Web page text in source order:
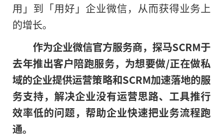
用」到「用好」企业微信，从而获得业务上
的增长。
作为企业微信官方服务商，探马SCRM于
去年推出客户陪跑服务，为想要做/正在做私
域的企业提供运营策略和SCRM加速落地的服
务支持，解决企业没有运营思路、工具推行
效率低的问题，帮助企业快速把业务流程跑
通。